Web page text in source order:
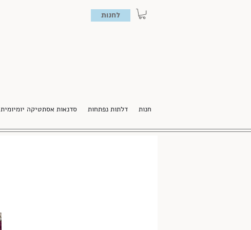
לחנות
חנות דלתות נפתחות סדנאות אסתטיקה יומיומית